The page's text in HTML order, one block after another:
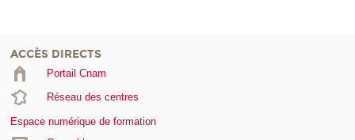
ACCÈS DIRECTS
Portail Cnam
Réseau des centres
Espace numérique de formation